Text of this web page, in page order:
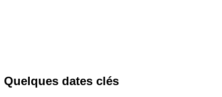
Quelques dates clés